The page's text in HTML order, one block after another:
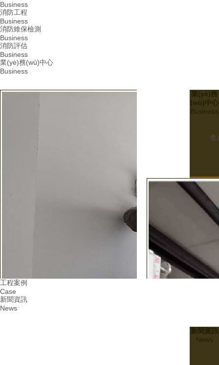
Business
消防工程
Business
消防維保檢測
Business
消防評估
Business
業(yè)務(wù)中心
Business
業(yè)務
(wù)中心
Business
工程案例
Case
新聞資訊
News
新聞資訊
News